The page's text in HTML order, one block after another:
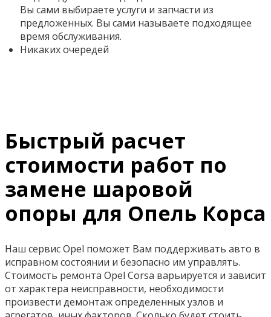
Вы сами выбираете услуги и запчасти из
предложенных. Вы сами называете подходящее
время обслуживания.
Никаких очередей
Быстрый расчет
стоимости работ по
замене шаровой
опоры для Опель Корса
Наш сервис Opel поможет Вам поддерживать авто в
исправном состоянии и безопасно им управлять.
Стоимость ремонта Opel Corsa варьируется и зависит
от характера неисправности, необходимости
произвести демонтаж определенных узлов и